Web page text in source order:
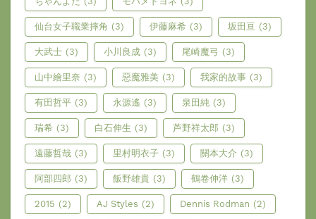
仙台女子職業摔角 (3) 伊藤麻希 (3) 坂田亘 (3)
大武士 (3) 小川良成 (3) 尾崎魔弓 (3)
山中繪里奈 (3) 惡魔雅美 (3) 我家的故事 (3)
有田哲平 (3) 永源遙 (3) 泉田純 (3)
瑞希 (3) 白石伸生 (3) 芦野祥太郎 (3)
遠藤哲哉 (3) 里村明衣子 (3) 關本大介 (3)
阿部四郎 (3) 飯野雄貴 (3) 鶴卷伸洋 (3)
2015 (2) AJ Styles (2) Dennis Rodman (2)